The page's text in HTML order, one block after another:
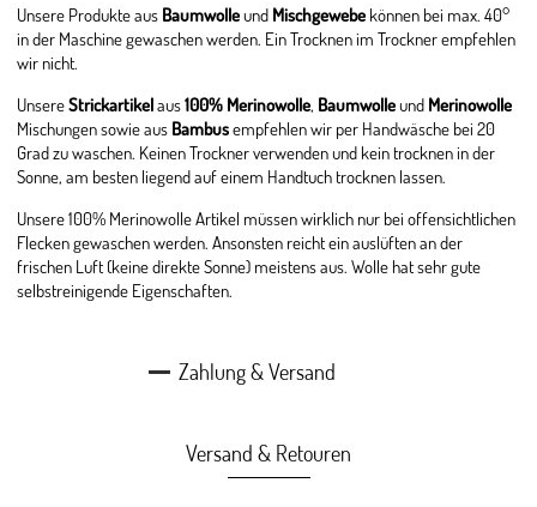
Unsere Produkte aus Baumwolleund Mischgewebe können bei max. 40°
in der Maschine gewaschen werden. Ein Trocknen im Trockner empfehlen
wir nicht.
UnsereStrickartikelaus100% Merinowolle, Baumwolleund Merinowolle
Mischungen sowie aus Bambusempfehlen wir per Handwäsche bei 20
Grad zu waschen. Keinen Trockner verwenden und kein trocknen in der
Sonne, am besten liegend auf einem Handtuch trocknen lassen.
Unsere 100% Merinowolle Artikel müssen wirklich nur bei offensichtlichen
Flecken gewaschen werden. Ansonsten reicht ein auslüften an der
frischen Luft (keine direkte Sonne) meistens aus. Wolle hat sehr gute
selbstreinigende Eigenschaften.
Zahlung & Versand
Versand & Retouren